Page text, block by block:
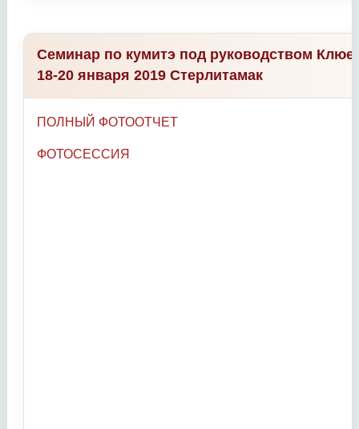
Семинар по кумитэ под руководством
18-20 января 2019 Стерлитамак
ПОЛНЫЙ ФОТООТЧЕТ
ФОТОСЕССИЯ